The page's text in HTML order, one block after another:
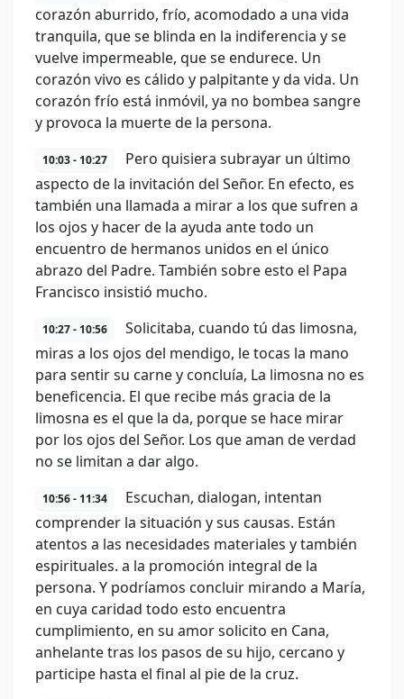
corazón aburrido, frío, acomodado a una vida
tranquila, que se blinda en la indiferencia y se
vuelve impermeable, que se endurece. Un
corazón vivo es cálido y palpitante y da vida. Un
corazón frío está inmóvil, ya no bombea sangre
y provoca la muerte de la persona.
10:03 - 10:27
Pero quisiera subrayar un último
aspecto de la invitación del Señor. En efecto, es
también una llamada a mirar a los que sufren a
los ojos y hacer de la ayuda ante todo un
encuentro de hermanos unidos en el único
abrazo del Padre. También sobre esto el Papa
Francisco insistió mucho.
10:27 - 10:56
Solicitaba, cuando tú das limosna,
miras a los ojos del mendigo, le tocas la mano
para sentir su carne y concluía, La limosna no es
beneficencia. El que recibe más gracia de la
limosna es el que la da, porque se hace mirar
por los ojos del Señor. Los que aman de verdad
no se limitan a dar algo.
10:56 - 11:34
Escuchan, dialogan, intentan
comprender la situación y sus causas. Están
atentos a las necesidades materiales y también
espirituales. a la promoción integral de la
persona. Y podríamos concluir mirando a María,
en cuya caridad todo esto encuentra
cumplimiento, en su amor solicito en Cana,
anhelante tras los pasos de su hijo, cercano y
participe hasta el final al pie de la cruz.